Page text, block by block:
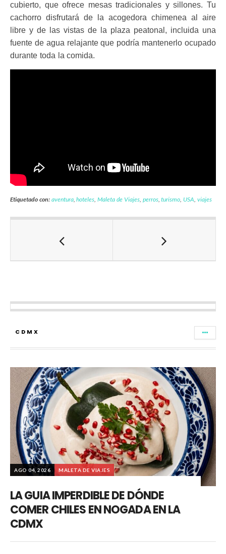
cubierto, que ofrece mesas tradicionales y sillones. Tu
cachorro disfrutará de la acogedora chimenea al aire
libre y de las vistas de la plaza peatonal, incluida una
fuente de agua relajante que podría mantenerlo ocupado
durante toda la comida.
Etiquetado con: aventura,hoteles ,Maleta de Viajes, perros,turismo USA ,viajes
CDMX
AGO 04, 2026 MALETA DE VIAJES
LA GUIA IMPERDIBLE DE DÓNDE
COMER CHILES EN NOGADA EN LA
CDMX